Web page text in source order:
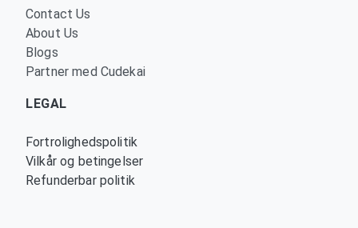
Contact Us
About Us
Blogs
Partner med Cudekai
LEGAL
Fortrolighedspolitik
Vilkår og betingelser
Refunderbar politik